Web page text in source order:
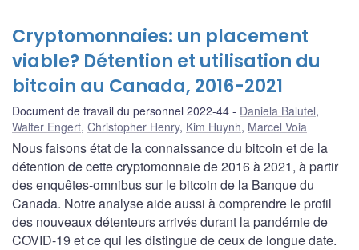
Cryptomonnaies: un placement
viable? Détention et utilisation du
bitcoin au Canada, 2016-2021
Document de travail du personnel 2022-44 Daniela Balutel,
Walter Engert, Christopher Henry, Kim Huynh, Marcel Voia
Nous faisons état de la connaissance du bitcoin et de la
détention de cette cryptomonnaie de 2016 à 2021, à partir
des enquêtes-omnibus sur le bitcoin de la Banque du
Canada. Notre analyse aide aussi à comprendre le profil
des nouveaux détenteurs arrivés durant la pandémie de
COVID-19 et ce qui les distingue de ceux de longue date.